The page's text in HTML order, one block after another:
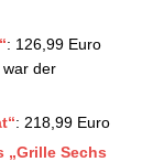
: 126,99 Euro
der
: 218,99 Euro
„Grille Sechs